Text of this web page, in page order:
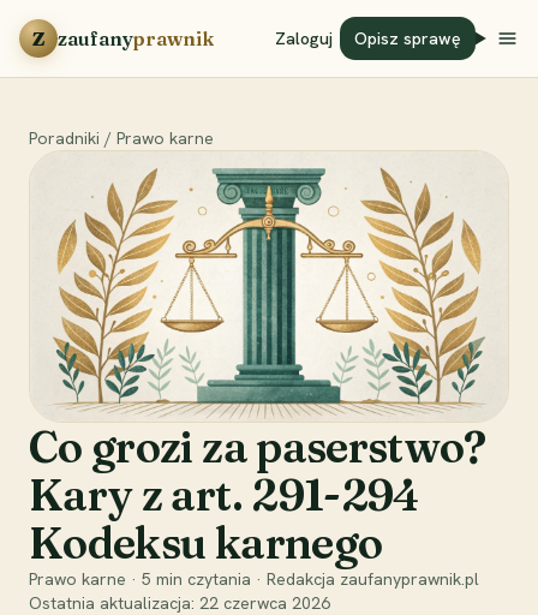
Przejdź do treści
Z zaufanyprawnik Zaloguj Opisz sprawę
Poradniki / Prawo karne
Co grozi za paserstwo?
Kary z art. 291-294
Kodeksu karnego
Prawo karne · 5 min czytania · Redakcja zaufanyprawnik.pl
Ostatnia aktualizacja: 22 czerwca 2026